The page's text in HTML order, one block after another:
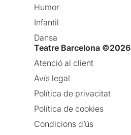
Humor
Infantil
Dansa
Teatre Barcelona ©2026
Atenció al client
Avís legal
Política de privacitat
Política de cookies
Condicions d’ús